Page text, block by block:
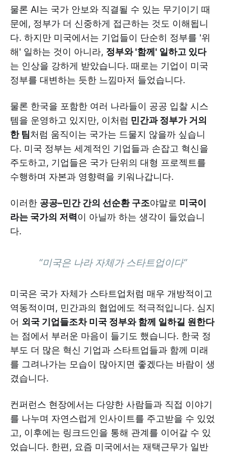
물론 AI는 국가 안보와 직결될 수 있는 무기이기 때
문에, 정부가 더 신중하게 접근하는 것도 이해됩니
다. 하지만 미국에서는 기업들이 단순히 정부를 '위
해' 일하는 것이 아니라, 정부와 '함께' 일하고 있다
는 인상을 강하게 받았습니다. 때로는 기업이 미국
정부를 대변하는 듯한 느낌마저 들었습니다.
물론 한국을 포함한 여러 나라들이 공공 입찰 시스
템을 운영하고 있지만, 이처럼 민간과 정부가 거의
한 팀처럼 움직이는 국가는 드물지 않을까 싶습니
다. 미국 정부는 세계적인 기업들과 손잡고 혁신을
주도하고, 기업들은 국가 단위의 대형 프로젝트를
수행하며 자본과 영향력을 키워나갑니다.
이러한 공공–민간 간의 선순환 구조야말로 미국이
라는 국가의 저력이 아닐까 하는 생각이 들었습니
다.
“미국은 나라 자체가 스타트업이다”
미국은 국가 자체가 스타트업처럼 매우 개방적이고
역동적이며, 민간과의 협업에도 적극적입니다. 심지
어 외국 기업들조차 미국 정부와 함께 일하길 원한다
는 점에서 부러운 마음이 들기도 했습니다. 한국 정
부도 더 많은 혁신 기업과 스타트업들과 함께 미래
를 그려나가는 모습이 많아지면 좋겠다는 바람이 생
겼습니다.
컨퍼런스 현장에서는 다양한 사람들과 직접 이야기
를 나누며 자연스럽게 인사이트를 주고받을 수 있었
고, 이후에는 링크드인을 통해 관계를 이어갈 수 있
었습니다. 한편, 요즘 미국에서는 재택근무가 일반